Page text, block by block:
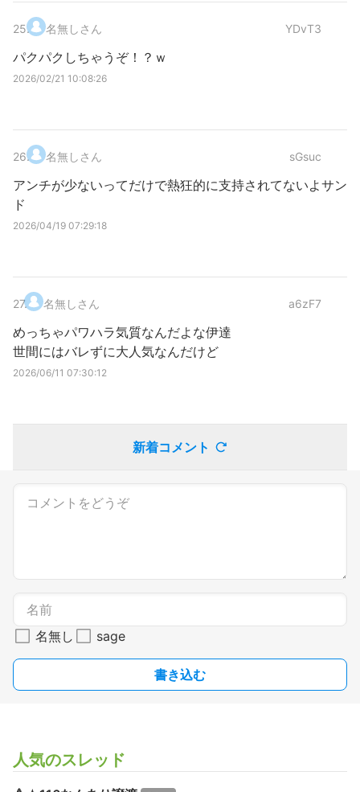
25. 名無しさん YDvT3
パクパクしちゃうぞ！？ｗ
2026/02/21 10:08:26
26. 名無しさん sGsuc
アンチが少ないってだけで熱狂的に支持されてないよサン
ド
2026/04/19 07:29:18
27. 名無しさん a6zF7
めっちゃパワハラ気質なんだよな伊達
世間にはバレずに大人気なんだけど
2026/06/11 07:30:12
新着コメント
名無し sage
書き込む
人気のスレッド